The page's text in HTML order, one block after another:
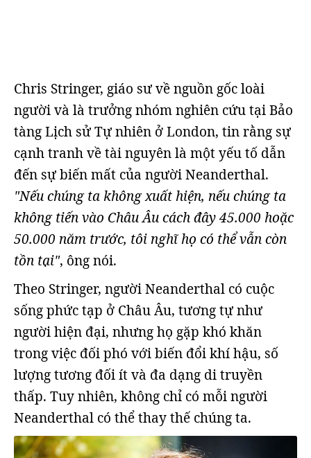
Chris Stringer, giáo sư về nguồn gốc loài
người và là trưởng nhóm nghiên cứu tại Bảo
tàng Lịch sử Tự nhiên ở London, tin rằng sự
cạnh tranh về tài nguyên là một yếu tố dẫn
đến sự biến mất của người Neanderthal.
"Nếu chúng ta không xuất hiện, nếu chúng ta
không tiến vào Châu Âu cách đây 45.000 hoặc
50.000 năm trước, tôi nghĩ họ có thể vẫn còn
tồn tại", ông nói.
Theo Stringer, người Neanderthal có cuộc
sống phức tạp ở Châu Âu, tương tự như
người hiện đại, nhưng họ gặp khó khăn
trong việc đối phó với biến đổi khí hậu, số
lượng tương đối ít và đa dạng di truyền
thấp. Tuy nhiên, không chỉ có mỗi người
Neanderthal có thể thay thế chúng ta.